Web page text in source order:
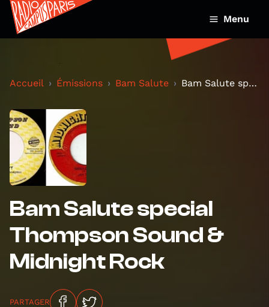
Menu
Accueil Émissions Bam Salute Bam Salute special Thompson Sound & Midnight Rock
Bam Salute special
Thompson Sound &
Midnight Rock
PARTAGER